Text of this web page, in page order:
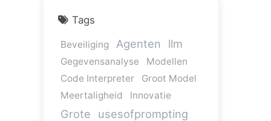
Tags
Beveiliging Agenten llm
Gegevensanalyse
Modellen
Code Interpreter
Groot Model
Meertaligheid
Innovatie
Grote usesofprompting